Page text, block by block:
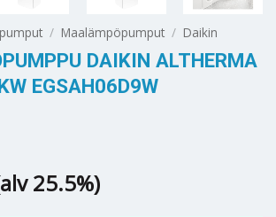
/ Maalämpöpumput / Daikin
DAIKIN ALTHERMA
EGSAH06D9W
25.5%)